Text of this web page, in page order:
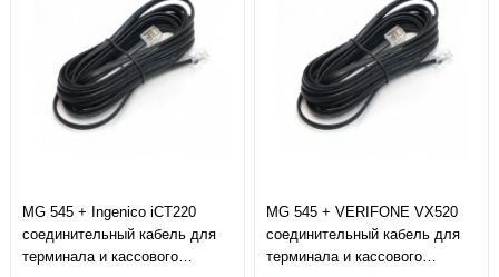
MG 545 + Ingenico iCT220
соединительный кабель для
терминала и кассового
MG 545 + VERIFONE VX520
соединительный кабель для
терминала и кассового